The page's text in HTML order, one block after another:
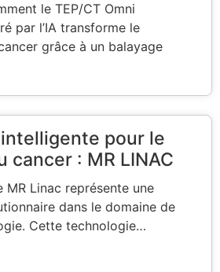
le TEP/CT Omni
par l’IA transforme le
grâce à un balayage
pour le
cancer : MR LINAC
MR Linac représente une
dans le domaine de
Cette technologie…